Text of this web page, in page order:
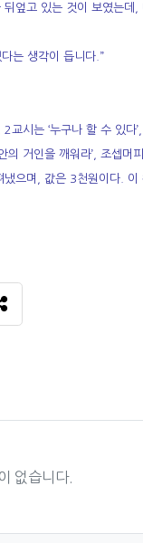
엎고 있는 것이 보였는데
는 생각이 듭니다.”
시는 ‘누구나 할 수 있다
거인을 깨워라’, 조셉머
으며, 값은 3천원이다.
공유
없습니다.